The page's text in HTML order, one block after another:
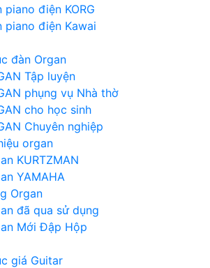
piano điện KORG
piano điện Kawai
đàn Organ
Tập luyện
phụng vụ Nhà thờ
cho học sinh
Chuyên nghiệp
organ
KURTZMAN
YAMAHA
Organ
đã qua sử dụng
Mới Đập Hộp
giá Guitar